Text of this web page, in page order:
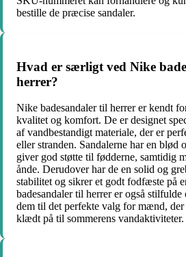
bestille de præcise sandaler.
Hvad er særligt ved Nike
herrer?
Nike badesandaler til herrer er kendt
kvalitet og komfort. De er designet
af vandbestandigt materiale, der er
eller stranden. Sandalerne har en blød
giver god støtte til fødderne, samtidig
ånde. Derudover har de en solid og
stabilitet og sikrer et godt fodfæste på
badesandaler til herrer er også
dem til det perfekte valg for mænd,
klædt på til sommerens vandaktiviteter.